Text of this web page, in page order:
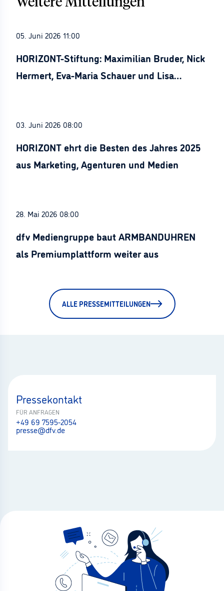
05. Juni 2026 11:00
HORIZONT-Stiftung: Maximilian Bruder, Nick
Hermert, Eva-Maria Schauer und Lisa
03. Juni 2026 08:00
HORIZONT ehrt die Besten des Jahres 2025
aus Marketing, Agenturen und Medien
28. Mai 2026 08:00
dfv Mediengruppe baut ARMBANDUHREN
als Premiumplattform weiter aus
ALLE PRESSEMITTEILUNGEN
Pressekontakt
FÜR ANFRAGEN
+49 69 7595-2054
presse@dfv.de